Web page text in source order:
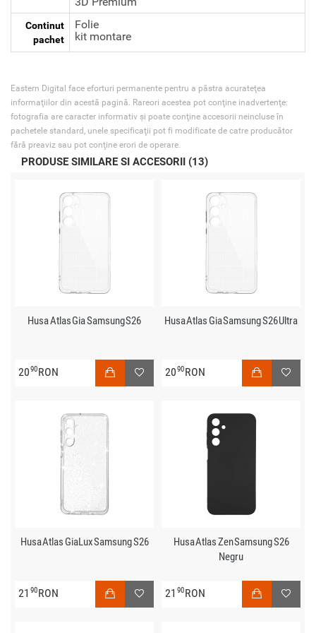
Continut
pachet
Folie
kit montare
Eastern Digital face eforturi permanente pentru a păstra acurateţea
informaţiilor din acestă pagină. Rareori acestea pot conţine inadvertenţe:
fotografia are caracter informativ şi poate conţine accesorii neincluse în
pachetele standard, unele specificaţii pot fi modificate de catre producător
fără preaviz sau pot conţine erori de operare.
PRODUSE SIMILARE SI ACCESORII (13)
Husa Atlas Gia Samsung S26
2090RON
Husa Atlas Gia Samsung S26 Ultra
2090RON
Husa Atlas GiaLux Samsung S26
21 90RON
Husa Atlas Zen Samsung S26
Negru
21 90RON